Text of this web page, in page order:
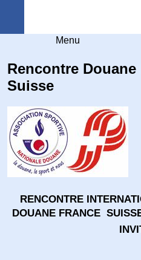
Menu
Rencontre
Suisse
RENCONTRE
DOUANE FRANCE 